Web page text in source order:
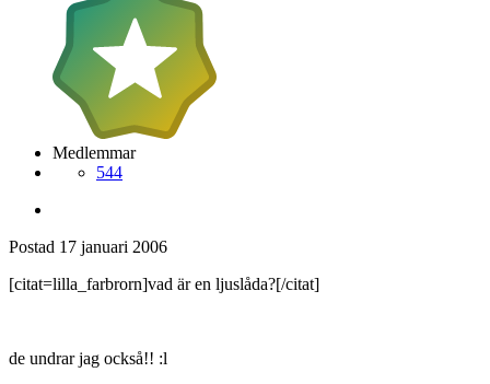
Medlemmar
544
Postad 17 januari 2006
[citat=lilla_farbrorn]vad är en ljuslåda?[/citat]
de undrar jag också!! :l